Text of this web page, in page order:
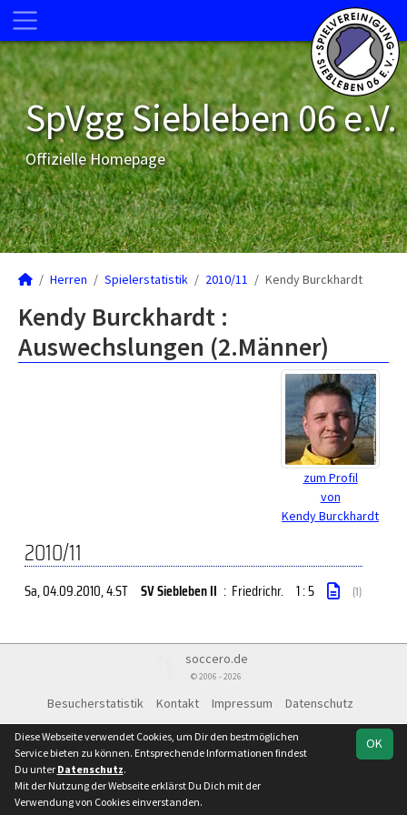
SpVgg Siebleben 06 e.V.
Offizielle Homepage
Herren Spielerstatistik 2010/11 Kendy Burckhardt
Kendy Burckhardt :
Auswechslungen (2.Männer)
zum Profil
von
Kendy Burckhardt
2010/11
Sa, 04.09.2010, 4.ST SV Siebleben II : Friedrichr. 1 : 5 (1)
soccero.de
© 2006 - 2026
Besucherstatistik Kontakt Impressum Datenschutz
OK
Diese Webseite verwendet Cookies, um Dir den bestmöglichen
Service bieten zu können. Entsprechende Informationen findest
Du unter Datenschutz.
Mit der Nutzung der Webseite erklärst Du Dich mit der
Verwendung von Cookies einverstanden.